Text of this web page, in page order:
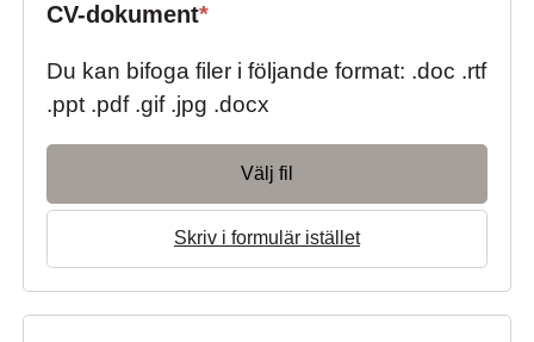
CV-dokument*
Du kan bifoga filer i följande format: .doc .rtf
.ppt .pdf .gif .jpg .docx
Välj fil
Skriv i formulär istället